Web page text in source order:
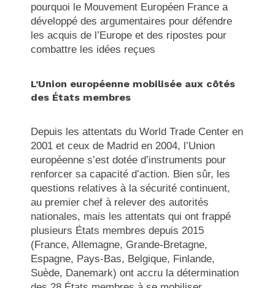
pourquoi le Mouvement Européen France a
développé des argumentaires pour défendre
les acquis de l’Europe et des ripostes pour
combattre les idées reçues
L’Union européenne mobilisée aux côtés
des États membres
Depuis les attentats du World Trade Center en
2001 et ceux de Madrid en 2004, l’Union
européenne s’est dotée d’instruments pour
renforcer sa capacité d’action. Bien sûr, les
questions relatives à la sécurité continuent,
au premier chef à relever des autorités
nationales, mais les attentats qui ont frappé
plusieurs États membres depuis 2015
(France, Allemagne, Grande-Bretagne,
Espagne, Pays-Bas, Belgique, Finlande,
Suède, Danemark) ont accru la détermination